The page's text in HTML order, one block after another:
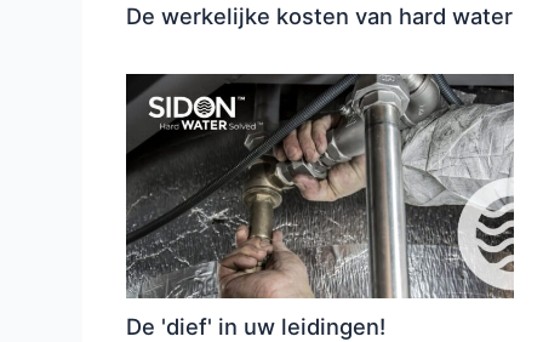
De werkelijke kosten van hard water
De 'dief' in uw leidingen!